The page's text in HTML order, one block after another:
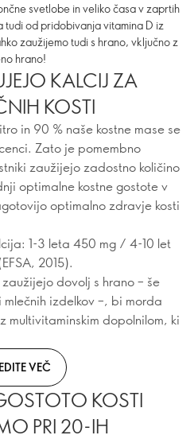
svetlobe in veliko časa v zaprtih
tudi od pridobivanja vitamina D iz
zaužijemo tudi s hrano, vključno z
hrano!
KALCIJ ZA
KOSTI
in 90 % naše kostne mase se
Zato je pomembno
zaužijejo zadostno količino
optimalne kostne gostote v
optimalno zdravje kosti
1-3 leta 450 mg / 4-10 let
2015).
dovolj s hrano – še
izdelkov –, bi morda
multivitaminskim dopolnilom, ki
VEČ
KOSTI
PRI 20-IH